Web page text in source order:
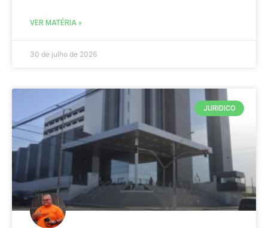
VER MATÉRIA »
30 de julho de 2026
JURIDICO